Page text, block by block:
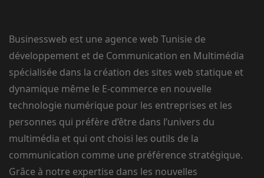
Businessweb est une agence web Tunisie de
développement et de Communication en Multimédia
spécialisée dans la création des sites web statique et
dynamique même le E-commerce en nouvelle
technologie numérique pour les entreprises et les
personnes qui préfère d’être dans l’univers du
multimédia et qui ont choisi les outils de la
communication comme une préférence stratégique.
Grâce à notre expertise dans les nouvelles